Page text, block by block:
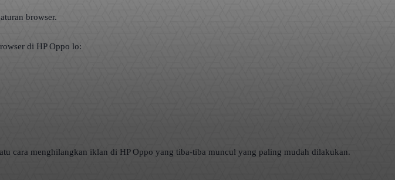
browser.
di HP Oppo lo:
cara menghilangkan iklan di HP Oppo yang tiba-tiba muncul yang paling mudah dilakukan.